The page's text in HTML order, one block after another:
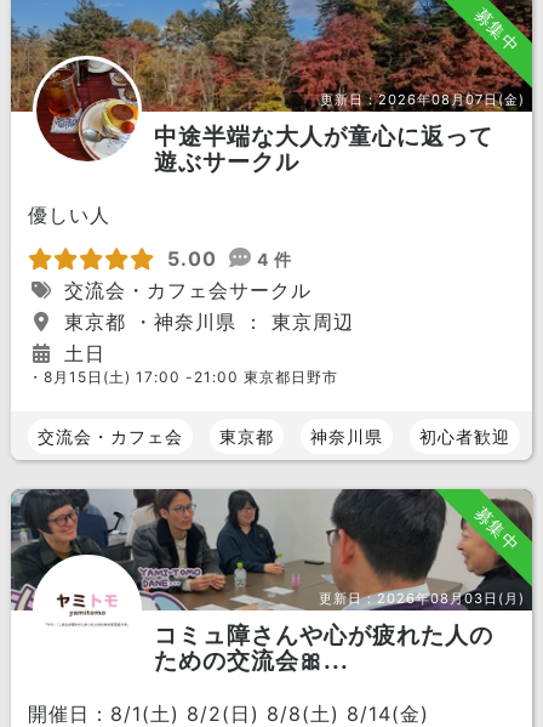
募集中
更新日：2026年08月07日(金)
中途半端な大人が童心に返って
遊ぶサークル
優しい人
5.00
4 件
交流会・カフェ会サークル
東京都 ・神奈川県 ： 東京周辺
土日
・8月15日(土) 17:00 -21:00 東京都日野市
交流会・カフェ会 東京都 神奈川県 初心者歓迎
募集中
更新日：2026年08月03日(月)
コミュ障さんや心が疲れた人の
ための交流会🎀...
開催日：8/1(土) 8/2(日) 8/8(土) 8/14(金)